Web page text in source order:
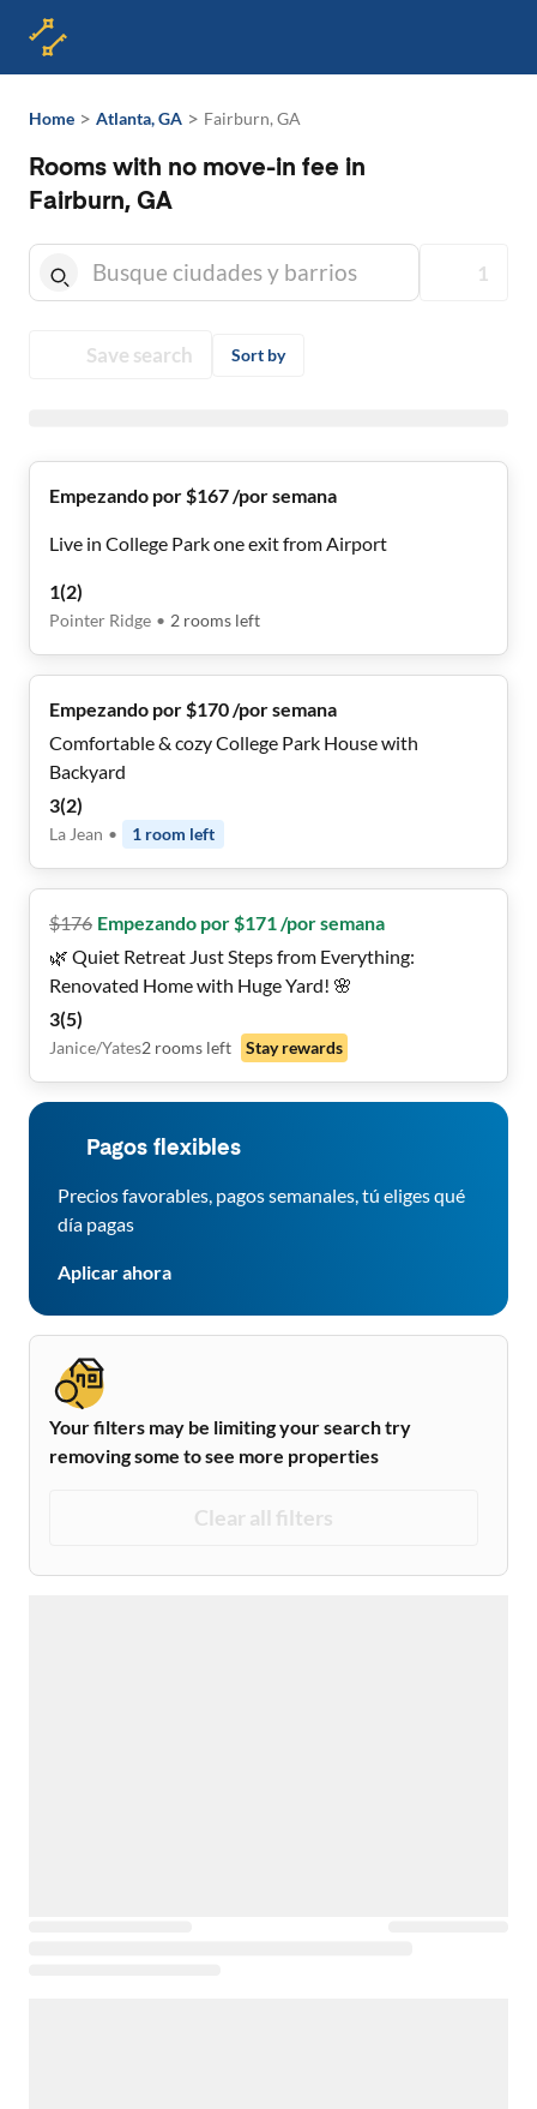
Home > Atlanta, GA > Fairburn, GA
Rooms with no move-in fee in
Fairburn, GA
1
Save search Sort by
Empezando por $167 /por semana
Live in College Park one exit from Airport
1(2)
Pointer Ridge • 2 rooms left
Empezando por $170 /por semana
Comfortable & cozy College Park House with
Backyard
3(2)
La Jean • 1 room left
$176 Empezando por $171 /por semana
🌿 Quiet Retreat Just Steps from Everything:
Renovated Home with Huge Yard! 🌸
3(5)
Janice/Yates2 rooms left Stay rewards
Pagos flexibles
Precios favorables, pagos semanales, tú eliges qué
día pagas
Aplicar ahora
Your filters may be limiting your search try
removing some to see more properties
Clear all filters